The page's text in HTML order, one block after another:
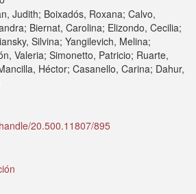
Judith; Boixadós, Roxana; Calvo,
Biernat, Carolina; Elizondo, Cecilia;
Silvina; Yangilevich, Melina;
Valeria; Simonetto, Patricio; Ruarte,
Héctor; Casanello, Carina; Dahur,
20.500.11807/895